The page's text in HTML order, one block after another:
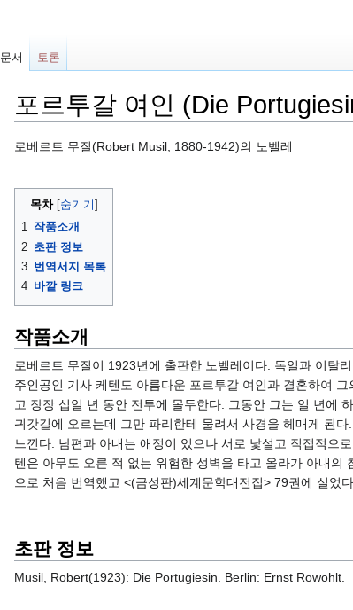
포르투갈 여인 (Die
둘
보
로
가
기
검
하
가
기
로베르트 무질(Robert Musil, 1880-1942)의 노벨레
목차
1 작품소개
2 초판 정보
3 번역서지 목록
4 바깥 링크
작품소개
로베르트 무질이 1923년에 출판한 노벨레이다. 독일과 이탈
주인공인 기사 케텐도 아름다운 포르투갈 여인과 결혼하여
고 장장 십일 년 동안 전투에 몰두한다. 그동안 그는 일 년에
귀갓길에 오르는데 그만 파리한테 물려서 사경을 헤매게 된
느낀다. 남편과 아내는 애정이 있으나 서로 낯설고 직접적으
텐은 아무도 오른 적 없는 위험한 성벽을 타고 올라가 아내
으로 처음 번역했고 <(금성판)세계문학대전집> 79권에 실었
초판 정보
Musil, Robert(1923): Die Portugiesin. Berlin: Ernst Rowohlt.
문서 토론